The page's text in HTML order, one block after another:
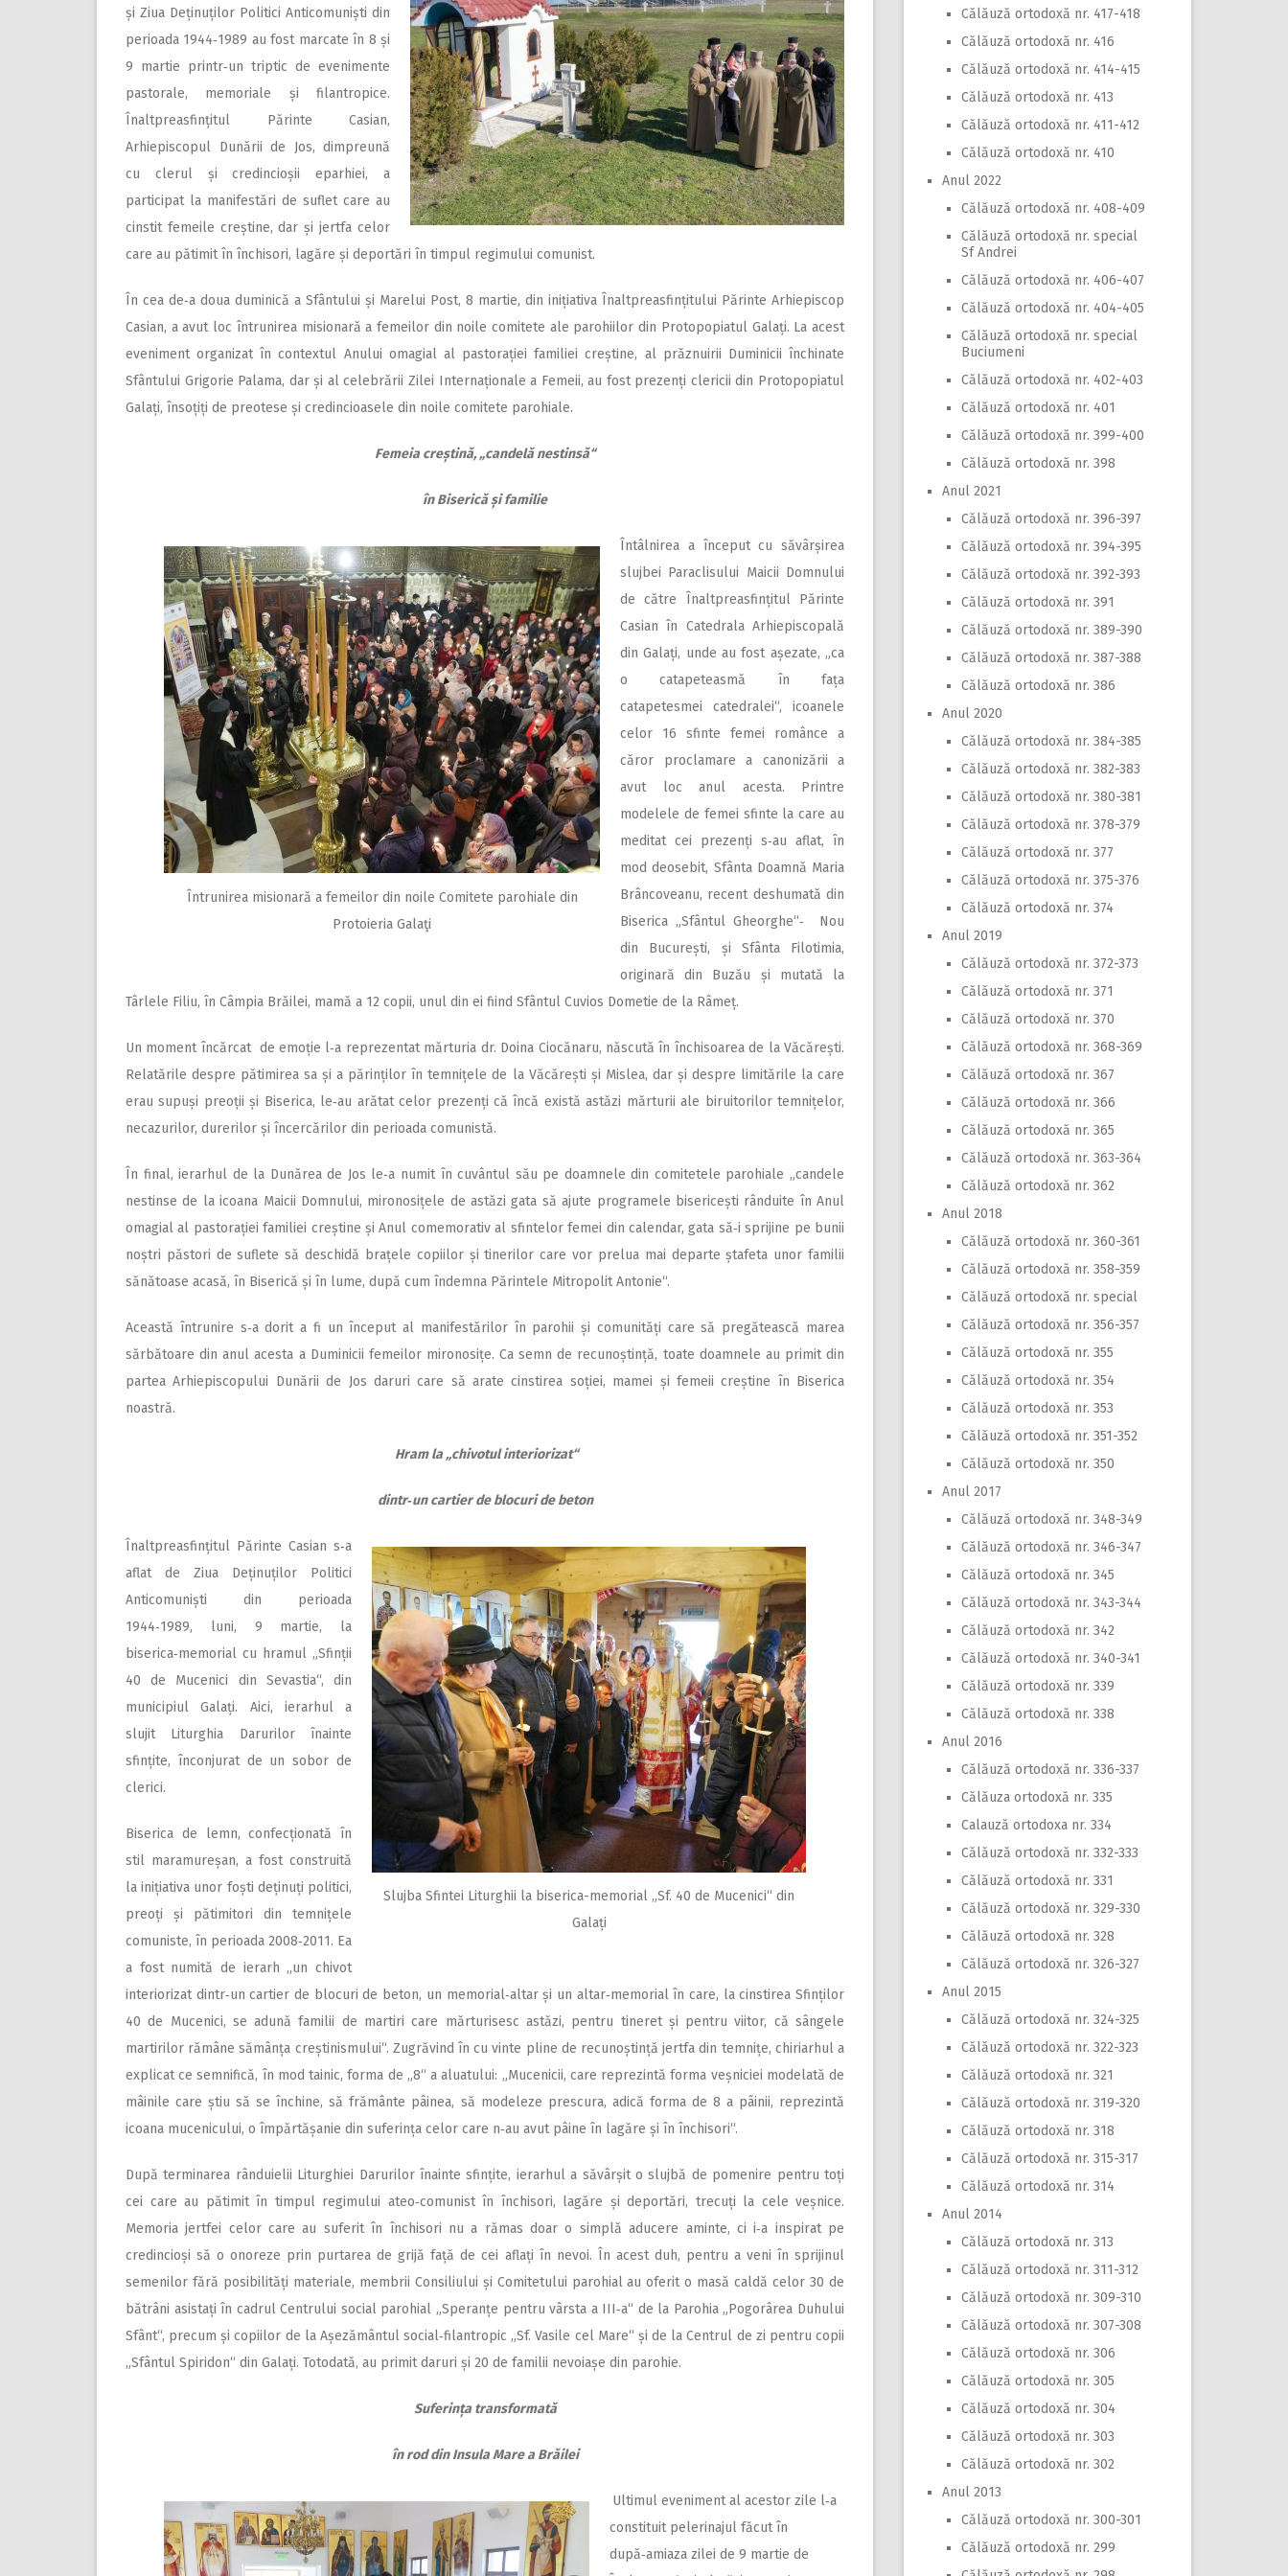
și Ziua Deținu­ților Politici Anticomuniști din
perioada 1944‑1989 au fost marcate în 8 și
9 martie printr‑un triptic de evenimente
pastorale, memoriale și filantropice.
Înaltpreasfințitul Părinte Casian,
Arhiepiscopul Dunării de Jos, dimpreună
cu clerul și credincioșii eparhiei, a
participat la manifestări de suflet care au
cinstit femeile creștine, dar și jertfa celor
care au pătimit în închisori, lagăre și deportări în timpul regimului comunist.
În cea de‑a doua duminică a Sfântului și Marelui Post, 8 martie, din inițiativa Înaltpreasfințitului Părinte Arhiepiscop
Casian, a avut loc întrunirea misionară a femeilor din noile comitete ale parohiilor din Protopopiatul Galați. La acest
eveniment organizat în contextul Anului omagial al pastorației familiei creștine, al prăznuirii Duminicii închinate
Sfântului Grigorie Palama, dar și al celebrării Zilei Internaționale a Femeii, au fost prezenți clericii din Protopopiatul
Galați, însoțiți de preotese și credincioasele din noile comitete parohiale.
Femeia creștină, „candelă nestinsă“
în Biserică și familie
Întrunirea misionară a femeilor din noile Comitete parohiale din
Protoieria Galaţi
Întâlnirea a început cu săvârșirea
slujbei Paraclisului Maicii Domnului
de către Înaltpreasfințitul Părinte
Casian în Catedrala Arhiepiscopală
din Galați, unde au fost așezate, „ca
o catapeteasmă în fața
catapetesmei catedralei“, icoanele
celor 16 sfinte femei românce a
căror proclamare a canonizării a
avut loc anul acesta. Printre
modelele de femei sfinte la care au
meditat cei prezenți s‑au aflat, în
mod deosebit, Sfânta Doamnă Maria
Brâncoveanu, recent deshumată din
Biserica „Sfântul Gheorghe“‑ Nou
din București, și Sfânta Filotimia,
originară din Buzău și mutată la
Târlele Filiu, în Câmpia Brăilei, mamă a 12 copii, unul din ei fiind Sfântul Cuvios Dometie de la Râmeț.
Un moment încărcat de emoție l‑a reprezentat mărturia dr. Doina Ciocănaru, născută în închisoarea de la Văcărești.
Relatările despre pătimirea sa și a părinților în temnițele de la Văcărești și Mislea, dar și despre limitările la care
erau supuși preoții și Biserica, le‑au arătat celor prezenți că încă există astăzi mărturii ale biruitorilor temnițelor,
necazurilor, durerilor și încercărilor din perioada comunistă.
În final, ierarhul de la Dunărea de Jos le‑a numit în cuvântul său pe doamnele din comitetele parohiale „candele
nestinse de la icoana Maicii Domnului, mironosițele de astăzi gata să ajute programele bisericești rânduite în Anul
omagial al pastorației familiei creștine și Anul comemorativ al sfintelor femei din calendar, gata să‑i sprijine pe bunii
noștri păstori de suflete să deschidă brațele copiilor și tinerilor care vor prelua mai departe ștafeta unor familii
sănătoase acasă, în Biserică și în lume, după cum îndemna Părintele Mitropolit Antonie“.
Această întrunire s‑a dorit a fi un început al manifestărilor în parohii și comunități care să pregătească marea
sărbătoare din anul acesta a Duminicii femeilor mironosițe. Ca semn de recunoștință, toate doamnele au primit din
partea Arhiepiscopului Dunării de Jos daruri care să arate cinstirea soției, mamei și femeii creștine în Biserica
noastră.
Hram la „chivotul interiorizat“
dintr‑un cartier de blocuri de beton
Slujba Sfintei Liturghii la biserica-memorial „Sf. 40 de Mucenici“ din
Galați
Înaltpreasfințitul Părinte Casian s‑a
aflat de Ziua Deținuților Politici
Anticomuniști din perioada
1944‑1989, luni, 9 martie, la
biserica‑memorial cu hramul „Sfinții
40 de Mucenici din Sevastia“, din
municipiul Galați. Aici, ierarhul a
slujit Liturghia Darurilor înainte
sfințite, înconjurat de un sobor de
clerici.
Biserica de lemn, confec­țio­nată în
stil maramureșan, a fost construită
la inițiativa unor foști deținuți politici,
preoți și pătimitori din tem­ni­țele
comuniste, în perioada 2008‑2011. Ea
a fost numită de ierarh „un chivot
interiorizat dintr‑un cartier de blocuri de beton, un memorial‑altar și un altar‑memorial în care, la cinstirea Sfinților
40 de Mucenici, se adună familii de martiri care mărturisesc astăzi, pentru tineret și pentru viitor, că sângele
martirilor rămâne sămânța creștinismului“. Zugrăvind în cu vinte pline de recunoș­tință jertfa din temnițe, chiriarhul a
explicat ce semnifică, în mod tainic, forma de „8“ a aluatului: „Mucenicii, care reprezintă forma veșniciei modelată de
mâinile care știu să se închine, să frământe pâinea, să modeleze prescura, adică forma de 8 a pâinii, reprezintă
icoana mucenicului, o împărtășanie din suferința celor care n‑au avut pâine în lagăre și în închisori“.
După terminarea rânduielii Liturghiei Darurilor înainte sfințite, ierarhul a săvârșit o slujbă de pomenire pentru toți
cei care au pătimit în timpul regimului ateo‑comunist în închisori, lagăre și deportări, trecuți la cele veșnice.
Memoria jertfei celor care au suferit în închisori nu a rămas doar o simplă aducere aminte, ci i‑a inspirat pe
credincioși să o onoreze prin purtarea de grijă față de cei aflați în nevoi. În acest duh, pentru a veni în sprijinul
semenilor fără posibilități materiale, membrii Consiliului și Comitetului parohial au oferit o masă caldă celor 30 de
bătrâni asistați în cadrul Centrului social parohial „Speranțe pentru vârsta a III‑a“ de la Parohia „Pogorârea Duhului
Sfânt“, precum și copiilor de la Așezământul social‑filantropic „Sf. Vasile cel Mare“ și de la Centrul de zi pentru copii
„Sfântul Spiridon“ din Galați. Totodată, au primit daruri și 20 de familii nevoiașe din parohie.
Suferința transformată
în rod din Insula Mare a Brăilei
Ultimul eveniment al acestor zile l‑a
constituit pelerinajul făcut în
după‑amiaza zilei de 9 martie de
Călăuză ortodoxă nr. 417-418
Călăuză ortodoxă nr. 416
Călăuză ortodoxă nr. 414-415
Călăuză ortodoxă nr. 413
Călăuză ortodoxă nr. 411-412
Călăuză ortodoxă nr. 410
Anul 2022
Călăuză ortodoxă nr. 408-409
Călăuză ortodoxă nr. special
Sf Andrei
Călăuză ortodoxă nr. 406-407
Călăuză ortodoxă nr. 404-405
Călăuză ortodoxă nr. special
Buciumeni
Călăuză ortodoxă nr. 402-403
Călăuză ortodoxă nr. 401
Călăuză ortodoxă nr. 399-400
Călăuză ortodoxă nr. 398
Anul 2021
Călăuză ortodoxă nr. 396-397
Călăuză ortodoxă nr. 394-395
Călăuză ortodoxă nr. 392-393
Călăuză ortodoxă nr. 391
Călăuză ortodoxă nr. 389-390
Călăuză ortodoxă nr. 387-388
Călăuză ortodoxă nr. 386
Anul 2020
Călăuză ortodoxă nr. 384-385
Călăuză ortodoxă nr. 382-383
Călăuză ortodoxă nr. 380-381
Călăuză ortodoxă nr. 378-379
Călăuză ortodoxă nr. 377
Călăuză ortodoxă nr. 375-376
Călăuză ortodoxă nr. 374
Anul 2019
Călăuză ortodoxă nr. 372-373
Călăuză ortodoxă nr. 371
Călăuză ortodoxă nr. 370
Călăuză ortodoxă nr. 368-369
Călăuză ortodoxă nr. 367
Călăuză ortodoxă nr. 366
Călăuză ortodoxă nr. 365
Călăuză ortodoxă nr. 363-364
Călăuză ortodoxă nr. 362
Anul 2018
Călăuză ortodoxă nr. 360-361
Călăuză ortodoxă nr. 358-359
Călăuză ortodoxă nr. special
Călăuză ortodoxă nr. 356-357
Călăuză ortodoxă nr. 355
Călăuză ortodoxă nr. 354
Călăuză ortodoxă nr. 353
Călăuză ortodoxă nr. 351-352
Călăuză ortodoxă nr. 350
Anul 2017
Călăuză ortodoxă nr. 348-349
Călăuză ortodoxă nr. 346-347
Călăuză ortodoxă nr. 345
Călăuză ortodoxă nr. 343-344
Călăuză ortodoxă nr. 342
Călăuză ortodoxă nr. 340-341
Călăuză ortodoxă nr. 339
Călăuză ortodoxă nr. 338
Anul 2016
Călăuză ortodoxă nr. 336-337
Călăuza ortodoxă nr. 335
Calauză ortodoxa nr. 334
Călăuză ortodoxă nr. 332-333
Călăuză ortodoxă nr. 331
Călăuză ortodoxă nr. 329-330
Călăuză ortodoxă nr. 328
Călăuză ortodoxă nr. 326-327
Anul 2015
Călăuză ortodoxă nr. 324-325
Călăuză ortodoxă nr. 322-323
Călăuză ortodoxă nr. 321
Călăuză ortodoxă nr. 319-320
Călăuză ortodoxă nr. 318
Călăuză ortodoxă nr. 315-317
Călăuză ortodoxă nr. 314
Anul 2014
Călăuză ortodoxă nr. 313
Călăuză ortodoxă nr. 311-312
Călăuză ortodoxă nr. 309-310
Călăuză ortodoxă nr. 307-308
Călăuză ortodoxă nr. 306
Călăuză ortodoxă nr. 305
Călăuză ortodoxă nr. 304
Călăuză ortodoxă nr. 303
Călăuză ortodoxă nr. 302
Anul 2013
Călăuză ortodoxă nr. 300-301
Călăuză ortodoxă nr. 299